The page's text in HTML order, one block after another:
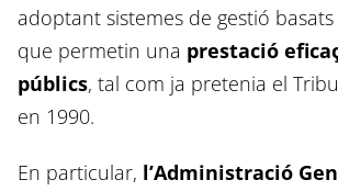
adoptant sistemes de gestió basats
que permetin una prestació
públics, tal com ja pretenia el
en 1990.
En particular, l’Administració